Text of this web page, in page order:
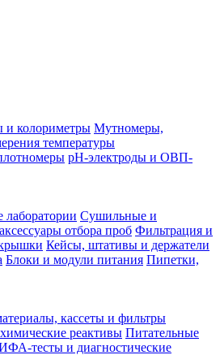
и колориметры Мутномеры,
температуры
pH-электроды и ОВП-
Сушильные и
отбора проб Фильтрация и
Кейсы, штативы и держатели
Блоки и модули питания Пипетки,
кассеты и фильтры
реактивы Питательные
тесты и диагностические